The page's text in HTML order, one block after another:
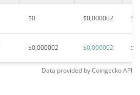
$0 $0,000002
$0,000002 $0,000002
Data provided byCoingeckoAPI